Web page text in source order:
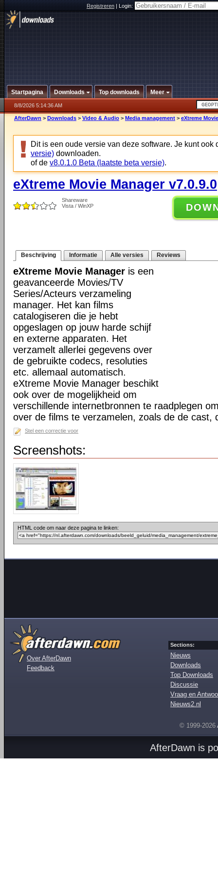
Registreren|Login:
Startpagina Downloads Top downloads Meer
8/8/2026 5:14:36 AM
AfterDawn > Downloads > Video & Audio > Media management > eXtreme
Dit is een oude versie van deze software. Je kunt ook
versie) downloaden.
of de v8.0.1.0 Beta (laatste beta versie).
eXtreme Movie Manager v7.0.9.0
Shareware
Vista / WinXP
Beschrijving Informatie Alle versies Reviews
eXtreme Movie Manager is een
geavanceerde Movies/TV
Series/Acteurs verzameling
manager. Het kan films
catalogiseren die je hebt
opgeslagen op jouw harde schijf
en externe apparaten. Het
verzamelt allerlei gegevens over
de gebruikte codecs, resoluties
etc. allemaal automatisch.
eXtreme Movie Manager beschikt
ook over de mogelijkheid om
verschillende internetbronnen te raadplegen
over de films te verzamelen, zoals de de cast,
Stel een correctie voor
Screenshots:
HTML code om naar deze pagina te linken:
Over AfterDawn
Feedback
Sections:
Nieuws
Downloads
Top Downloads
Discussie
Vraag en
Nieuws2.nl
© 1999-2026
AfterDawn is